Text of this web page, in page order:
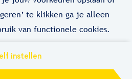
te klikken ga je alleen
van functionele cookies.
instellen